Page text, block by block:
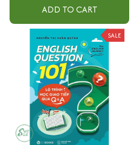
ADD TO CART
SALE